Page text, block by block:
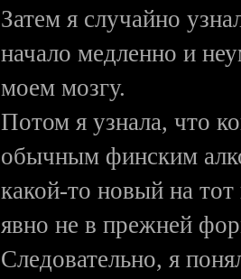
Затем я случайно
начало медленно и
моем мозгу.
Потом я узнала, что
обычным финским
какой-то новый на
явно не в прежней
Следовательно, я